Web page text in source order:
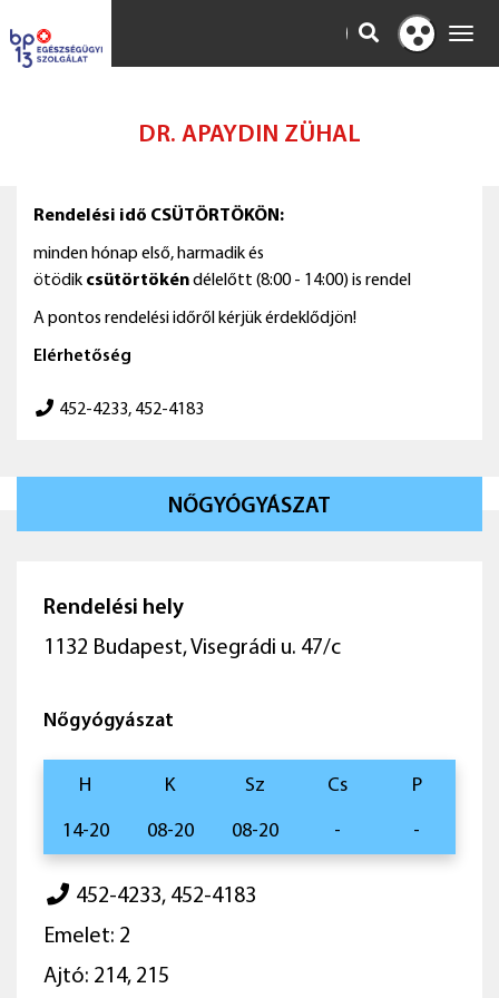
KERESÉS
Kontraszt
nézet
DR. APAYDIN ZÜHAL
Rendelési idő CSÜTÖRTÖKÖN:
minden hónap első, harmadik és
ötödik csütörtökéndélelőtt (8:00 - 14:00) is rendel
A pontos rendelési időről kérjük érdeklődjön!
Elérhetőség
452-4233, 452-4183
NŐGYÓGYÁSZAT
Rendelési hely
1132 Budapest, Visegrádi u. 47/c
Nőgyógyászat
H K Sz Cs P
14-20 08-20 08-20 - -
452-4233, 452-4183
Emelet: 2
Ajtó: 214, 215